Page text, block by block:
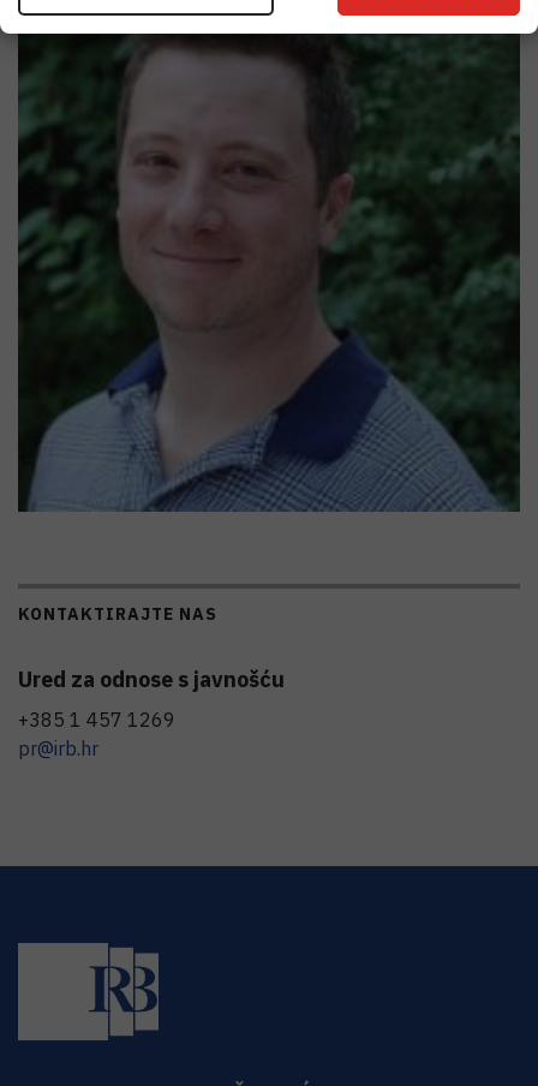
KONTAKTIRAJTE NAS
Ured za odnose s javnošću
+385 1 457 1269
pr@irb.hr